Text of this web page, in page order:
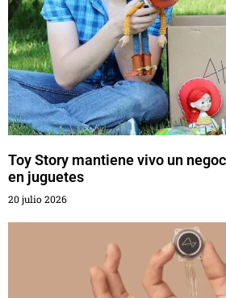
Toy Story mantiene vivo un
en juguetes
20 julio 2026